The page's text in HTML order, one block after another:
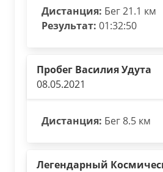
Дистанция: Бег 21.1 км
Результат: 01:32:50
Пробег Василия Удута
08.05.2021
Дистанция: Бег 8.5 км
Легендарный